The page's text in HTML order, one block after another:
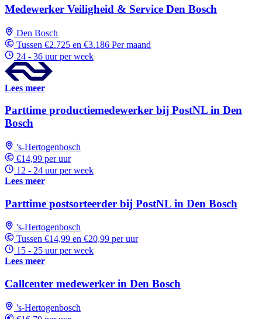
Medewerker Veiligheid & Service Den Bosch
Den Bosch
Tussen €2.725 en €3.186 Per maand
24 - 36 uur per week
Lees meer
Parttime productiemedewerker bij PostNL in Den
Bosch
's-Hertogenbosch
€14,99 per uur
12 - 24 uur per week
Lees meer
Parttime postsorteerder bij PostNL in Den Bosch
's-Hertogenbosch
Tussen €14,99 en €20,99 per uur
15 - 25 uur per week
Lees meer
Callcenter medewerker in Den Bosch
's-Hertogenbosch